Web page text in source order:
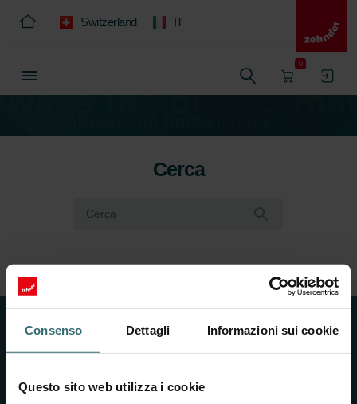
Consenso Dettagli Informazioni sui cookie
Questo sito web utilizza i cookie
Switzerland IT
0
Cerca
Chi siamo
Zehnder Group è un fornitore leader a livello internazionale di